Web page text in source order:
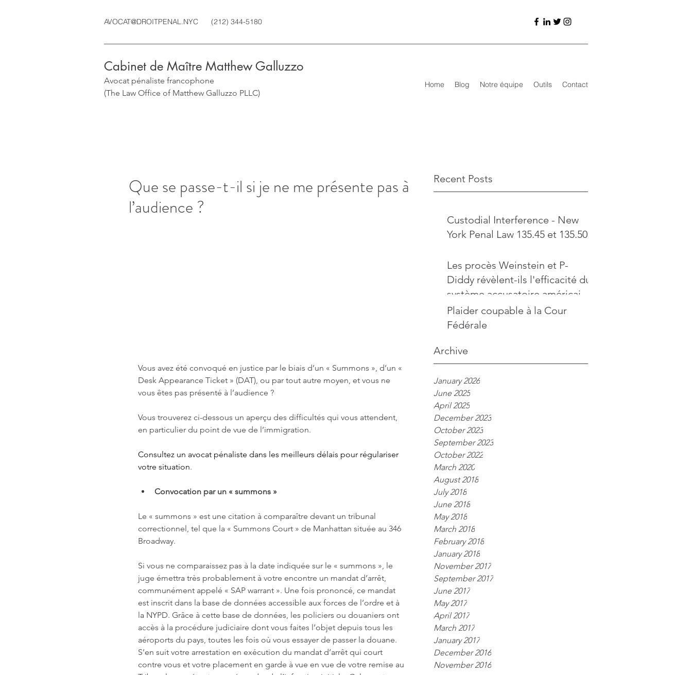
AVOCAT@DROITPENAL.NYC (212) 344-5180
Cabinet de Maître Matthew Galluzzo
Avocat pénaliste francophone
(The Law Office of Matthew Galluzzo PLLC)
Home Blog Notre équipe Outils Contact
Recent Posts
Custodial Interference - New
York Penal Law 135.45 et 135.50
Les procès Weinstein et P-
Diddy révèlent-ils l'efficacité du
système accusatoire américain
face au modèle inquisitoire
français ?
Plaider coupable à la Cour
Fédérale
Archive
January 2026
June 2025
April 2025
December 2023
October 2023
September 2023
October 2022
March 2020
August 2018
July 2018
June 2018
May 2018
March 2018
February 2018
January 2018
November 2017
September 2017
June 2017
May 2017
April 2017
March 2017
January 2017
December 2016
November 2016
Que se passe-t-il si je ne me présente pas à
l’audience ?
Vous avez été convoqué en justice par le biais d’un « Summons », d’un «
Desk Appearance Ticket » (DAT), ou par tout autre moyen, et vous ne
vous êtes pas présenté à l’audience ?
Vous trouverez ci-dessous un aperçu des difficultés qui vous attendent,
en particulier du point de vue de l’immigration.
Consultez un avocat pénaliste dans les meilleurs délais pour régulariser
votre situation.
Convocation par un « summons »
Le « summons » est une citation à comparaître devant un tribunal
correctionnel, tel que la « Summons Court » de Manhattan située au 346
Broadway.
Si vous ne comparaissez pas à la date indiquée sur le « summons », le
juge émettra très probablement à votre encontre un mandat d’arrêt,
communément appelé « SAP warrant ». Une fois prononcé, ce mandat
est inscrit dans la base de données accessible aux forces de l’ordre et à
la NYPD. Grâce à cette base de données, les policiers ou douaniers ont
accès à la procédure judiciaire dont vous faites l’objet depuis tous les
aéroports du pays, toutes les fois où vous essayer de passer la douane.
S’en suit votre arrestation en exécution du mandat d’arrêt qui court
contre vous et votre placement en garde à vue en vue de votre remise au